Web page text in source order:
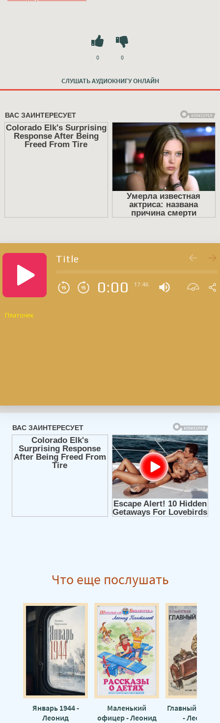
СЛУШАТЬ АУДИОКНИГУ ОНЛАЙН
0 0
Title
0:00 17:46
Платочек
Что еще послушать
Январь 1944 -
Леонид
Маленький
офицер - Леонид
Главный
- Леонид